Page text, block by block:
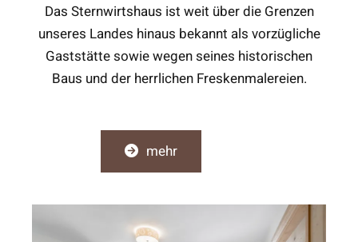
Das Sternwirtshaus ist weit über die Grenzen
unseres Landes hinaus bekannt als vorzügliche
Gaststätte sowie wegen seines historischen
Baus und der herrlichen Freskenmalereien.
mehr